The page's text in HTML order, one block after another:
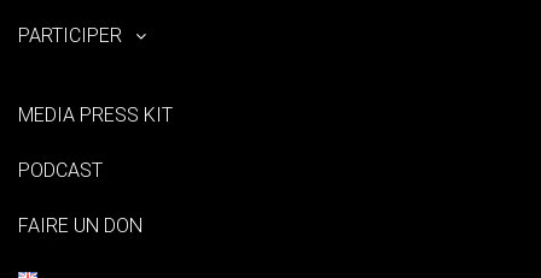
PARTICIPER
MEDIA PRESS KIT
PODCAST
FAIRE UN DON